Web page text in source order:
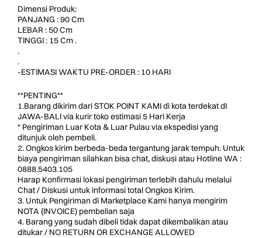
Dimensi Produk:
PANJANG : 90 Cm
LEBAR : 50 Cm
TINGGI : 15 Cm .
.
.
-ESTIMASI WAKTU PRE-ORDER : 10 HARI
**PENTING**
1.Barang dikirim dari STOK POINT KAMI di kota terdekat dI
JAWA-BALI via kurir toko estimasi 5 Hari Kerja
* Pengiriman Luar Kota & Luar Pulau via ekspedisi yang
ditunjuk oleh pembeli.
2. Ongkos kirim berbeda-beda tergantung jarak tempuh. Untuk
biaya pengiriman silahkan bisa chat, diskusi atau Hotline WA :
0888.5403.105
Harap Konfirmasi lokasi pengiriman terlebih dahulu melalui
Chat / Diskusi untuk informasi total Ongkos Kirim.
3. Untuk Pengiriman di Marketplace Kami hanya mengirim
NOTA (INVOICE) pembelian saja
4. Barang yang sudah dibeli tidak dapat dikembalikan atau
ditukar / NO RETURN OR EXCHANGE ALLOWED